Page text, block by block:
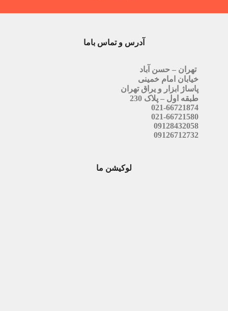
آدرس و تماس باما
تهران – حسن آباد
خیابان امام خمینی
پاساژ ابزار و یراق تهران
طبقه اول – پلاک 230
021-66721874
021-66721580
09128432058
09126712732
لوکیشن ما